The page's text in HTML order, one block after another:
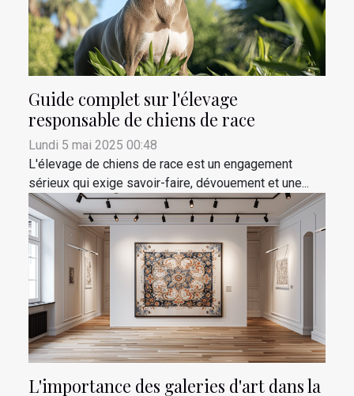
Guide complet sur l'élevage
responsable de chiens de race
Lundi 5 mai 2025 00:48
L'élevage de chiens de race est un engagement
sérieux qui exige savoir-faire, dévouement et une...
L'importance des galeries d'art dans la